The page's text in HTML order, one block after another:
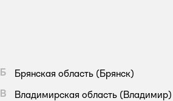
Б Брянская область (Брянск)
В
Владимирская область (Владимир)